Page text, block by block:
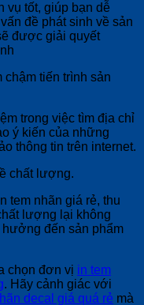
vụ tốt, giúp bạn dễ
đề phát sinh về sản
được giải quyết
chậm tiến trình sản
trong việc tìm địa chỉ
ý kiến của những
thông tin trên internet.
chất lượng.
tem nhãn giá rẻ, thu
lượng lại không
đến sản phẩm
chọn đơn vị in tem
. Hãy cảnh giác với
decal giá quá rẻ mà